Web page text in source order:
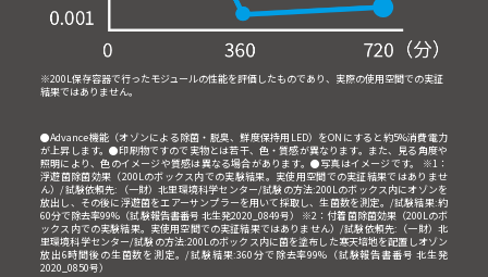
※200L保存容器で行ったモジュールの性能を評価したものであり、実際の使用空間での実証
結果ではありません。
●Advance機能（オゾンによる除菌・脱臭、鮮度保持用LED）をONにすると約5%消費電力
が上昇します。●印刷物ですので実物とは若干、色・質感が異なります。また、見る角度や
照明により、色のイメージや質感は異なる場合があります。●写真はイメージです。 ※1：
浮遊菌除菌効果（200Lのボックス内での実験結果。実使用空間での実証結果ではありませ
ん）/試験依頼先:（一財）北里環境科学センター/試験の方法:200Lのボックス内にオゾンを
放出し、その後に浮遊菌をエアーサンプラーを用いて採取し、生菌数を測定。/試験結果:約
60分で除去率99%（試験報告書番号 北生発2020_0849号） ※2：付着菌除菌効果（200Lのボ
ックス内での実験結果。実使用空間での実証結果ではありません）/試験依頼先:（一財）北
里環境科学センター/試験の方法:200Lのボックス内に菌を塗布した寒天培地を配置しオゾン
放出6時間後の生菌数を測定。/試験結果:360分で除去率99%（試験報告書番号 北生発
2020_0850号）